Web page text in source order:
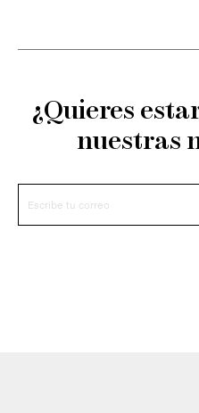
¿Quieres
nuestras